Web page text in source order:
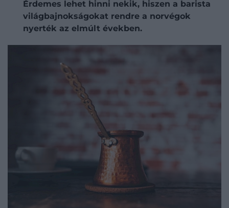
Érdemes lehet hinni nekik, hiszen a barista
világbajnokságokat rendre a norvégok
nyerték az elmúlt években.